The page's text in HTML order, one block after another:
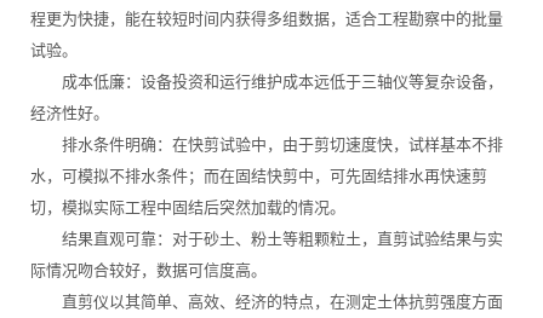
程更为快捷，能在较短时间内获得多组数据，适合工程勘察中的批量
试验。
成本低廉：设备投资和运行维护成本远低于三轴仪等复杂设备，
经济性好。
排水条件明确：在快剪试验中，由于剪切速度快，试样基本不排
水，可模拟不排水条件；而在固结快剪中，可先固结排水再快速剪
切，模拟实际工程中固结后突然加载的情况。
结果直观可靠：对于砂土、粉土等粗颗粒土，直剪试验结果与实
际情况吻合较好，数据可信度高。
直剪仪以其简单、高效、经济的特点，在测定土体抗剪强度方面